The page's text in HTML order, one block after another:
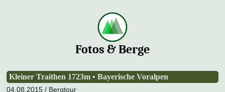
Fotos & Berge
Kleiner Traithen 1723m • Bayerische Voralpen
04.08.2015 / Bergtour